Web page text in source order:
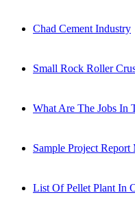
Chad Cement Industry
Small Rock Roller
What Are The Jobs In
Sample Project
List Of Pellet Plant In